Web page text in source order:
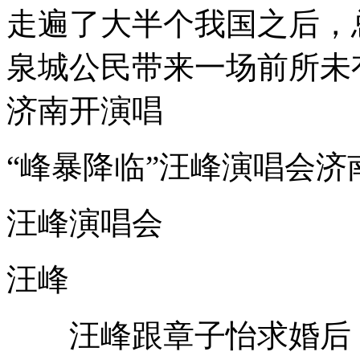
走遍了大半个我国之后
泉城公民带来一场前所
济南开演唱
“峰暴降临”汪峰演唱会济
汪峰演唱会
汪峰
汪峰跟章子怡求婚后